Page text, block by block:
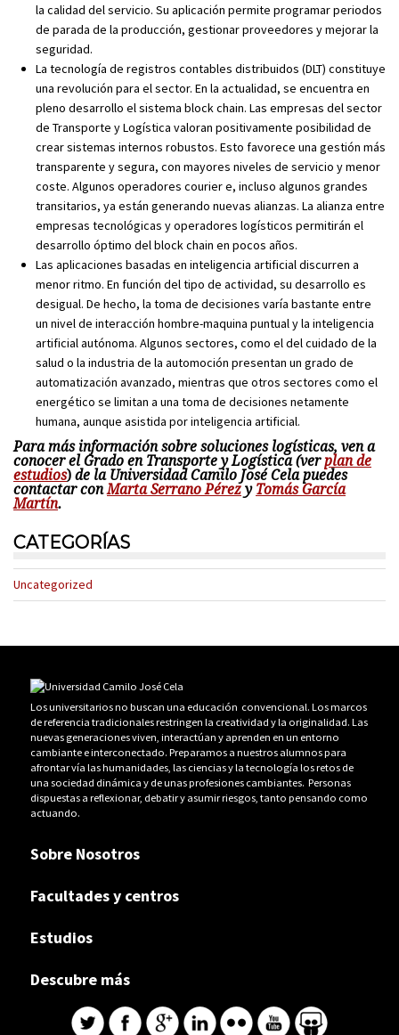
la calidad del servicio. Su aplicación permite programar periodos
de parada de la producción, gestionar proveedores y mejorar la
seguridad.
La tecnología de registros contables distribuidos (DLT) constituye
una revolución para el sector. En la actualidad, se encuentra en
pleno desarrollo el sistema block chain. Las empresas del sector
de Transporte y Logística valoran positivamente posibilidad de
crear sistemas internos robustos. Esto favorece una gestión más
transparente y segura, con mayores niveles de servicio y menor
coste. Algunos operadores courier e, incluso algunos grandes
transitarios, ya están generando nuevas alianzas. La alianza entre
empresas tecnológicas y operadores logísticos permitirán el
desarrollo óptimo del block chain en pocos años.
Las aplicaciones basadas en inteligencia artificial discurren a
menor ritmo. En función del tipo de actividad, su desarrollo es
desigual. De hecho, la toma de decisiones varía bastante entre
un nivel de interacción hombre-maquina puntual y la inteligencia
artificial autónoma. Algunos sectores, como el del cuidado de la
salud o la industria de la automoción presentan un grado de
automatización avanzado, mientras que otros sectores como el
energético se limitan a una toma de decisiones netamente
humana, aunque asistida por inteligencia artificial.
Para más información sobre soluciones logísticas, ven a
conocer el Grado en Transporte y Logística (verplan de
estudios) de la Universidad Camilo José Cela puedes
contactar conMarta Serrano Pérez y Tomás García
Martín.
CATEGORÍAS
Uncategorized
Los universitarios no buscan una educación convencional. Los marcos
de referencia tradicionales restringen la creatividad y la originalidad. Las
nuevas generaciones viven, interactúan y aprenden en un entorno
cambiante e interconectado. Preparamos a nuestros alumnos para
afrontar vía las humanidades, las ciencias y la tecnología los retos de
una sociedad dinámica y de unas profesiones cambiantes. Personas
dispuestas a reflexionar, debatir y asumir riesgos, tanto pensando como
actuando.
Sobre Nosotros
Facultades y centros
Estudios
Descubre más